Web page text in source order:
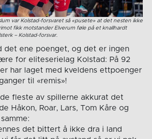
var Kolstad-forsvaret så «pusete» at det nesten ikke
fikk motstander Elverum føle på et knallhardt
– Kolstad-forsvar.
det ene poenget, og det er ingen
for eliteserielag Kolstad: På 92
har laget med kveldens ettpoenger
til «remis»!
fleste av spillerne akkurat det
Håkon, Roar, Lars, Tom Kåre og
det bittert å ikke dra i land